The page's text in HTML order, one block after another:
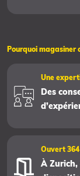
Pourquoi magasiner
Une
Des
Ouvert
À Zurich,